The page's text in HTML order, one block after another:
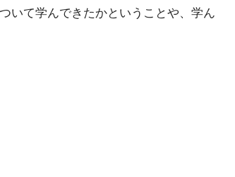
いて学んできたかということや、学ん